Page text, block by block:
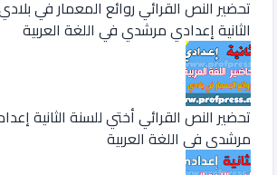
تحضير النص القرائي روائع المعمار في
الثانية إعدادي مرشدي في اللغة العربية
تحضير النص القرائي أختي للسنة الثانية
مرشدي في اللغة العربية